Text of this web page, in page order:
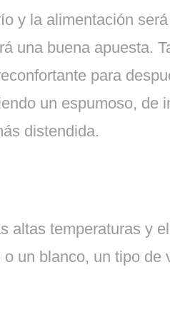
y la alimentación
una buena apuesta.
para
un espumoso, de
distendida.
altas temperaturas y
un blanco, un tipo de